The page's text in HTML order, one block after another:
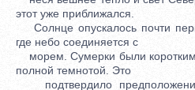
этот уже приближался.
Солнце опускалось почти
где небо соединяется с
морем. Сумерки были
полной темнотой. Это
подтвердило